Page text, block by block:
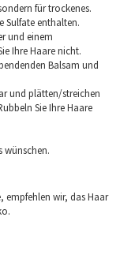
für trockenes.
Sulfate enthalten.
und einem
Ihre Haare nicht.
Balsam und
und plätten/streichen
Sie Ihre Haare
wünschen.
empfehlen wir, das Haar